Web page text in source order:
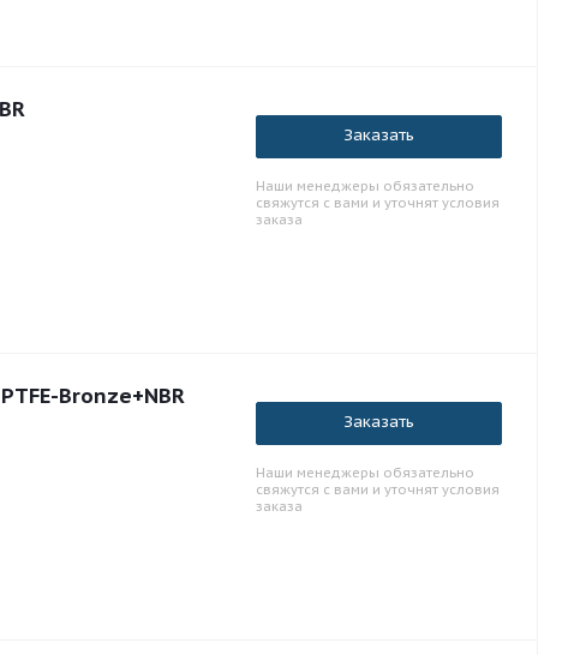
Заказать
Наши менеджеры обязательно
свяжутся с вами и уточнят условия
заказа
Bronze+NBR
Заказать
Наши менеджеры обязательно
свяжутся с вами и уточнят условия
заказа